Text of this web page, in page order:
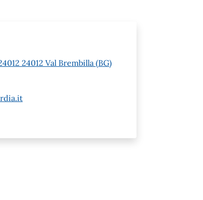
24012 Val Brembilla (BG)